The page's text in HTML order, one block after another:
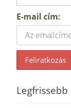
E-mail cím:
Legfrissebb